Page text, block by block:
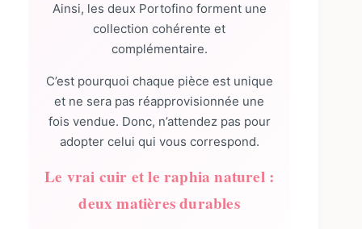
Ainsi, les deux Portofino forment une
collection cohérente et
complémentaire.
C’est pourquoi chaque pièce est unique
et ne sera pas réapprovisionnée une
fois vendue. Donc, n’attendez pas pour
adopter celui qui vous correspond.
Le vrai cuir et le raphia naturel :
deux matières durables